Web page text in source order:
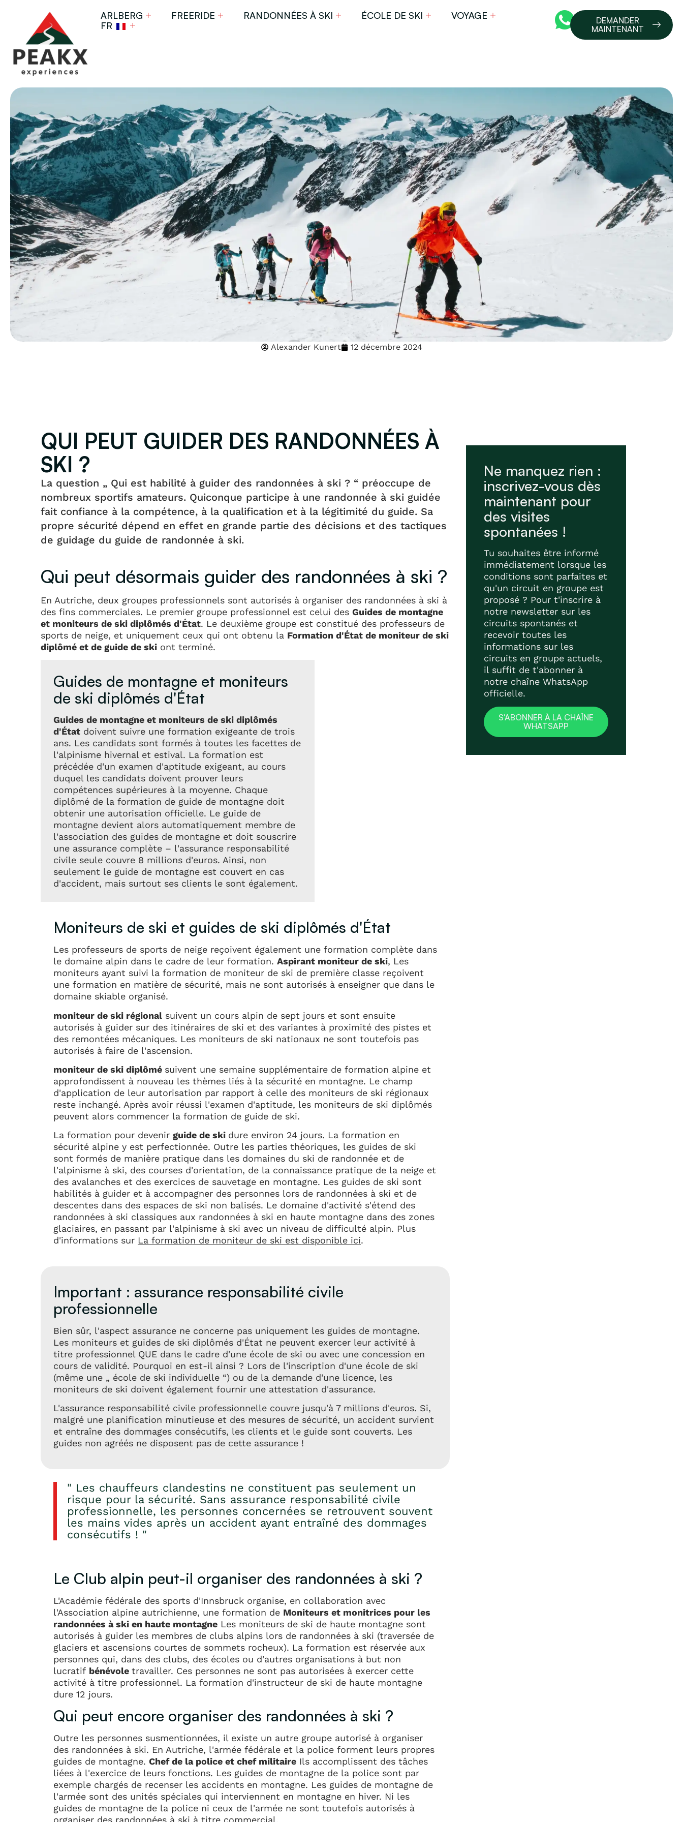
ARLBERG FREERIDE RANDONNÉES À SKI ÉCOLE DE SKI
VOYAGE
FR
DEMANDER
MAINTENANT
Alexander Kunert 12 décembre 2024
QUI PEUT GUIDER DES RANDONNÉES À
SKI ?
La question „ Qui est habilité à guider des randonnées à ski ? “ préoccupe de
nombreux sportifs amateurs. Quiconque participe à une randonnée à ski guidée
fait confiance à la compétence, à la qualification et à la légitimité du guide. Sa
propre sécurité dépend en effet en grande partie des décisions et des tactiques
de guidage du guide de randonnée à ski.
Qui peut désormais guider des randonnées à ski ?
En Autriche, deux groupes professionnels sont autorisés à organiser des randonnées à ski à
des fins commerciales. Le premier groupe professionnel est celui des Guides de montagne
et moniteurs de ski diplômés d'État. Le deuxième groupe est constitué des professeurs de
sports de neige, et uniquement ceux qui ont obtenu la Formation d'État de moniteur de ski
diplômé et de guide de ski ont terminé.
Guides de montagne et moniteurs
de ski diplômés d'État
Guides de montagne et moniteurs de ski diplômés
d'État doivent suivre une formation exigeante de trois
ans. Les candidats sont formés à toutes les facettes de
l'alpinisme hivernal et estival. La formation est
précédée d'un examen d'aptitude exigeant, au cours
duquel les candidats doivent prouver leurs
compétences supérieures à la moyenne. Chaque
diplômé de la formation de guide de montagne doit
obtenir une autorisation officielle. Le guide de
montagne devient alors automatiquement membre de
l'association des guides de montagne et doit souscrire
une assurance complète – l'assurance responsabilité
civile seule couvre 8 millions d'euros. Ainsi, non
seulement le guide de montagne est couvert en cas
d'accident, mais surtout ses clients le sont également.
Moniteurs de ski et guides de ski diplômés d'État
Les professeurs de sports de neige reçoivent également une formation complète dans
le domaine alpin dans le cadre de leur formation. Aspirant moniteur de ski, Les
moniteurs ayant suivi la formation de moniteur de ski de première classe reçoivent
une formation en matière de sécurité, mais ne sont autorisés à enseigner que dans le
domaine skiable organisé.
moniteur de ski régional suivent un cours alpin de sept jours et sont ensuite
autorisés à guider sur des itinéraires de ski et des variantes à proximité des pistes et
des remontées mécaniques. Les moniteurs de ski nationaux ne sont toutefois pas
autorisés à faire de l'ascension.
moniteur de ski diplômé suivent une semaine supplémentaire de formation alpine et
approfondissent à nouveau les thèmes liés à la sécurité en montagne. Le champ
d'application de leur autorisation par rapport à celle des moniteurs de ski régionaux
reste inchangé. Après avoir réussi l'examen d'aptitude, les moniteurs de ski diplômés
peuvent alors commencer la formation de guide de ski.
La formation pour devenir guide de ski dure environ 24 jours. La formation en
sécurité alpine y est perfectionnée. Outre les parties théoriques, les guides de ski
sont formés de manière pratique dans les domaines du ski de randonnée et de
l'alpinisme à ski, des courses d'orientation, de la connaissance pratique de la neige et
des avalanches et des exercices de sauvetage en montagne. Les guides de ski sont
habilités à guider et à accompagner des personnes lors de randonnées à ski et de
descentes dans des espaces de ski non balisés. Le domaine d'activité s'étend des
randonnées à ski classiques aux randonnées à ski en haute montagne dans des zones
glaciaires, en passant par l'alpinisme à ski avec un niveau de difficulté alpin. Plus
d'informations sur La formation de moniteur de ski est disponible ici.
Important : assurance responsabilité civile
professionnelle
Bien sûr, l'aspect assurance ne concerne pas uniquement les guides de montagne.
Les moniteurs et guides de ski diplômés d'État ne peuvent exercer leur activité à
titre professionnel QUE dans le cadre d'une école de ski ou avec une concession en
cours de validité. Pourquoi en est-il ainsi ? Lors de l'inscription d'une école de ski
(même une „ école de ski individuelle “) ou de la demande d'une licence, les
moniteurs de ski doivent également fournir une attestation d'assurance.
L'assurance responsabilité civile professionnelle couvre jusqu'à 7 millions d'euros. Si,
malgré une planification minutieuse et des mesures de sécurité, un accident survient
et entraîne des dommages consécutifs, les clients et le guide sont couverts. Les
guides non agréés ne disposent pas de cette assurance !
" Les chauffeurs clandestins ne constituent pas seulement un
risque pour la sécurité. Sans assurance responsabilité civile
professionnelle, les personnes concernées se retrouvent souvent
les mains vides après un accident ayant entraîné des dommages
consécutifs ! "
Le Club alpin peut-il organiser des randonnées à ski ?
L'Académie fédérale des sports d'Innsbruck organise, en collaboration avec
l'Association alpine autrichienne, une formation de Moniteurs et monitrices pour les
randonnées à ski en haute montagne Les moniteurs de ski de haute montagne sont
autorisés à guider les membres de clubs alpins lors de randonnées à ski (traversée de
glaciers et ascensions courtes de sommets rocheux). La formation est réservée aux
personnes qui, dans des clubs, des écoles ou d'autres organisations à but non
lucratif bénévole travailler. Ces personnes ne sont pas autorisées à exercer cette
activité à titre professionnel. La formation d'instructeur de ski de haute montagne
dure 12 jours.
Qui peut encore organiser des randonnées à ski ?
Outre les personnes susmentionnées, il existe un autre groupe autorisé à organiser
des randonnées à ski. En Autriche, l'armée fédérale et la police forment leurs propres
guides de montagne. Chef de la police et chef militaire Ils accomplissent des tâches
liées à l'exercice de leurs fonctions. Les guides de montagne de la police sont par
exemple chargés de recenser les accidents en montagne. Les guides de montagne de
l'armée sont des unités spéciales qui interviennent en montagne en hiver. Ni les
guides de montagne de la police ni ceux de l'armée ne sont toutefois autorisés à
organiser des randonnées à ski à titre commercial.
Ne manquez rien :
inscrivez-vous dès
maintenant pour
des visites
spontanées !
Tu souhaites être informé
immédiatement lorsque les
conditions sont parfaites et
qu'un circuit en groupe est
proposé ? Pour t'inscrire à
notre newsletter sur les
circuits spontanés et
recevoir toutes les
informations sur les
circuits en groupe actuels,
il suffit de t'abonner à
notre chaîne WhatsApp
officielle.
S'ABONNER À LA CHAÎNE
WHATSAPP